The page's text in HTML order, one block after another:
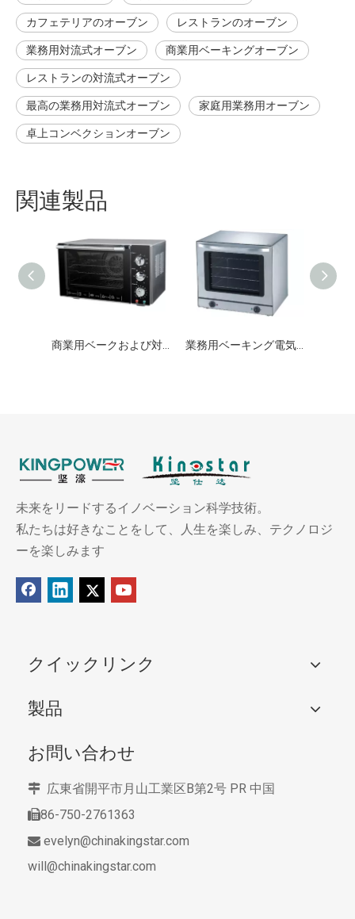
カフェテリアのオーブン レストランのオーブン
業務用対流式オーブン 商業用ベーキングオーブン
レストランの対流式オーブン
最高の業務用対流式オーブン 家庭用業務用オーブン
卓上コンベクションオーブン
関連製品
未来をリードするイノベーション科学技術。
私たちは好きなことをして、人生を楽しみ、テクノロジ
ーを楽しみます
クイックリンク
製品
お問い合わせ
 広東省開平市月山工業区B第2号 PR 中国
86-750-2761363
 evelyn@chinakingstar.com
will@chinakingstar.com